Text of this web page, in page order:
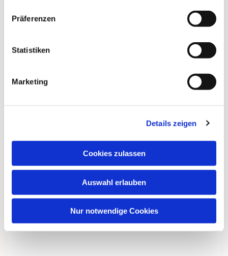
Präferenzen
Statistiken
Marketing
Details zeigen
Cookies zulassen
Auswahl erlauben
Nur notwendige Cookies
Dies könnte Sie auch